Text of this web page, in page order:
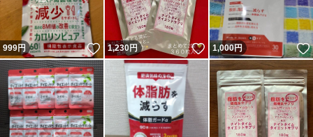
999円 いいね！
1,230円 いいね！
1,000円